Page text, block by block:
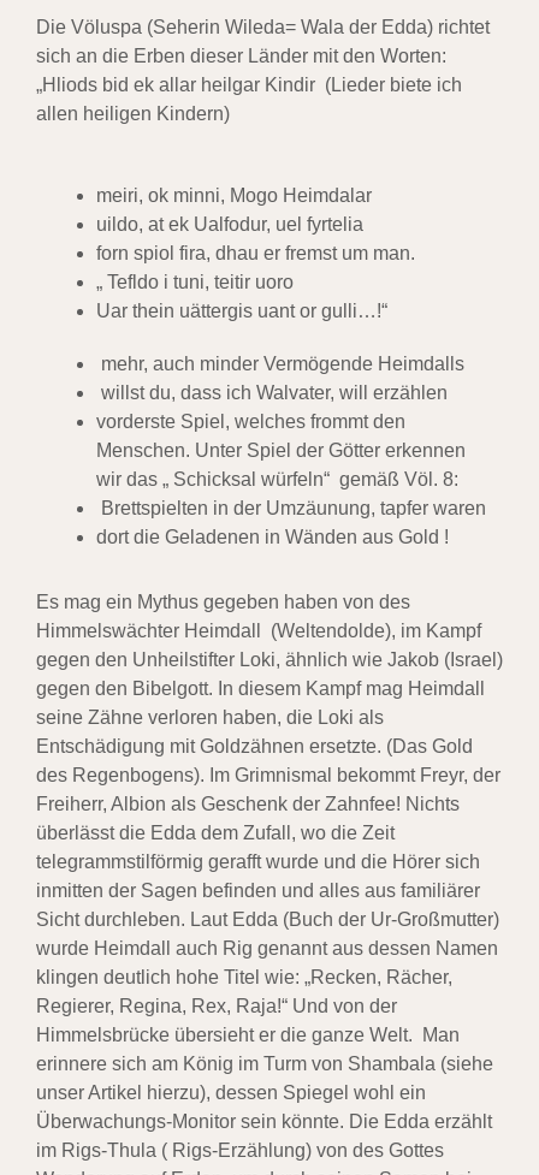
Die Völuspa (Seherin Wileda= Wala der Edda) richtet
sich an die Erben dieser Länder mit den Worten:
„Hliods bid ek allar heilgar Kindir (Lieder biete ich
allen heiligen Kindern)
meiri, ok minni, Mogo Heimdalar
uildo, at ek Ualfodur, uel fyrtelia
forn spiol fira, dhau er fremst um man.
„ Tefldo i tuni, teitir uoro
Uar thein uättergis uant or gulli…!“
mehr, auch minder Vermögende Heimdalls
willst du, dass ich Walvater, will erzählen
vorderste Spiel, welches frommt den
Menschen. Unter Spiel der Götter erkennen
wir das „ Schicksal würfeln“ gemäß Völ. 8:
Brettspielten in der Umzäunung, tapfer waren
dort die Geladenen in Wänden aus Gold !
Es mag ein Mythus gegeben haben von des
Himmelswächter Heimdall (Weltendolde), im Kampf
gegen den Unheilstifter Loki, ähnlich wie Jakob (Israel)
gegen den Bibelgott. In diesem Kampf mag Heimdall
seine Zähne verloren haben, die Loki als
Entschädigung mit Goldzähnen ersetzte. (Das Gold
des Regenbogens). Im Grimnismal bekommt Freyr, der
Freiherr, Albion als Geschenk der Zahnfee! Nichts
überlässt die Edda dem Zufall, wo die Zeit
telegrammstilförmig gerafft wurde und die Hörer sich
inmitten der Sagen befinden und alles aus familiärer
Sicht durchleben. Laut Edda (Buch der Ur-Großmutter)
wurde Heimdall auch Rig genannt aus dessen Namen
klingen deutlich hohe Titel wie: „Recken, Rächer,
Regierer, Regina, Rex, Raja!“ Und von der
Himmelsbrücke übersieht er die ganze Welt. Man
erinnere sich am König im Turm von Shambala (siehe
unser Artikel hierzu), dessen Spiegel wohl ein
Überwachungs-Monitor sein könnte. Die Edda erzählt
im Rigs-Thula ( Rigs-Erzählung) von des Gottes